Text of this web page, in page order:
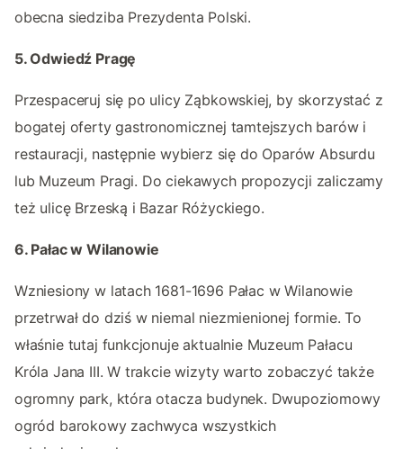
obecna siedziba Prezydenta Polski.
5. Odwiedź Pragę
Przespaceruj się po ulicy Ząbkowskiej, by skorzystać z
bogatej oferty gastronomicznej tamtejszych barów i
restauracji, następnie wybierz się do Oparów Absurdu
lub Muzeum Pragi. Do ciekawych propozycji zaliczamy
też ulicę Brzeską i Bazar Różyckiego.
6. Pałac w Wilanowie
Wzniesiony w latach 1681-1696 Pałac w Wilanowie
przetrwał do dziś w niemal niezmienionej formie. To
właśnie tutaj funkcjonuje aktualnie Muzeum Pałacu
Króla Jana III. W trakcie wizyty warto zobaczyć także
ogromny park, która otacza budynek. Dwupoziomowy
ogród barokowy zachwyca wszystkich